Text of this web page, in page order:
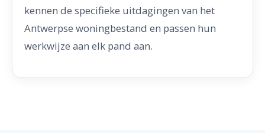
kennen de specifieke uitdagingen van het
Antwerpse woningbestand en passen hun
werkwijze aan elk pand aan.